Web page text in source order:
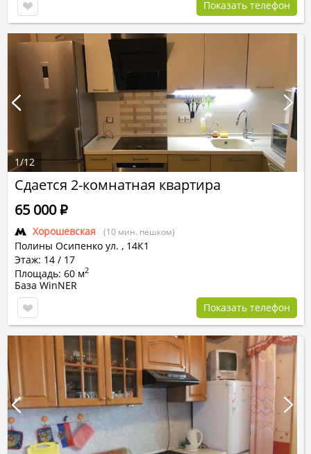
Показать телефон
Сдается 2-комнатная квартира
Хорошевская (10 мин. пешком)
Полины Осипенко ул. , 14К1
Этаж: 14 / 17
Площадь: 60 м2
65 000Р
База WinNER
Показать телефон
1/12